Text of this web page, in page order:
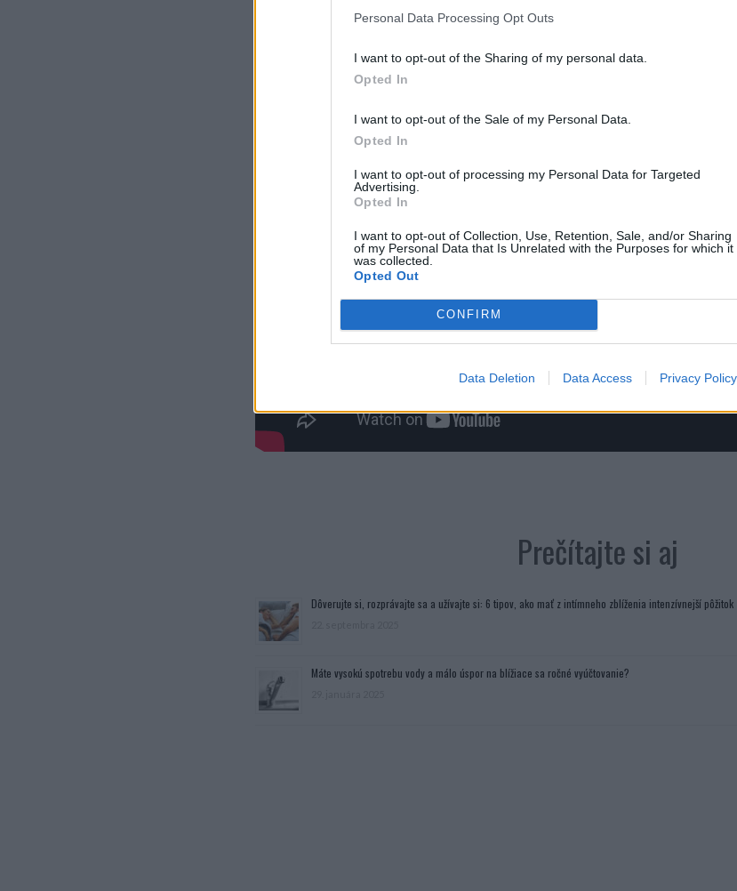
Personal Data Processing Opt Outs
I want to opt-out of the Sharing of my personal data.
Opted In
I want to opt-out of the Sale of my Personal Data.
Opted In
I want to opt-out of processing my Personal Data for Targeted
Advertising.
Opted In
I want to opt-out of Collection, Use, Retention, Sale, and/or Sharing
of my Personal Data that Is Unrelated with the Purposes for which it
was collected.
Opted Out
CONFIRM
Data Deletion Data Access Privacy Policy
zvoliť sami podľa vlastnej fantázie. Zdieľajte recept aj s vašimi priateľmi,
Prečítajte si aj
Dôverujte si, rozprávajte sa a užívajte si: 6 tipov, ako mať z intímneho zblíženia intenzívnejší pôžitok
Máte vysokú spotrebu vody a málo úspor na blížiace sa ročné vyúčtovanie?